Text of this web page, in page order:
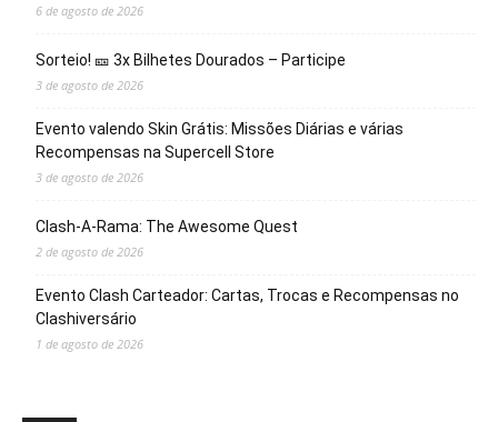
6 de agosto de 2026
Sorteio! 🎫 3x Bilhetes Dourados – Participe
3 de agosto de 2026
Evento valendo Skin Grátis: Missões Diárias e várias
Recompensas na Supercell Store
3 de agosto de 2026
Clash-A-Rama: The Awesome Quest
2 de agosto de 2026
Evento Clash Carteador: Cartas, Trocas e Recompensas no
Clashiversário
1 de agosto de 2026